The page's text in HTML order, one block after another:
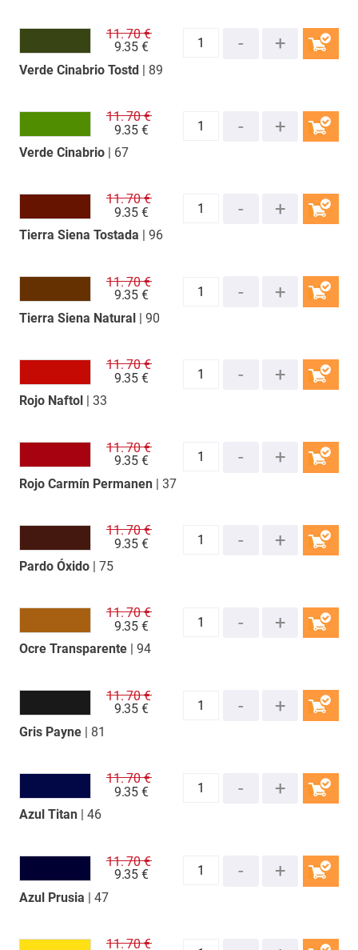
Verde Cinabrio Tostd| 89
11.70 €
9.35 €
Verde Cinabrio| 67
11.70 €
9.35 €
Tierra Siena Tostada | 96
11.70 €
9.35 €
Tierra Siena Natural| 90
11.70 €
9.35 €
Rojo Naftol | 33
11.70 €
9.35 €
Rojo Carmín Permanen| 37
11.70 €
9.35 €
Pardo Óxido| 75
11.70 €
9.35 €
Ocre Transparente| 94
11.70 €
9.35 €
Gris Payne| 81
11.70 €
9.35 €
Azul Titan| 46
11.70 €
9.35 €
Azul Prusia | 47
11.70 €
9.35 €
11.70 €